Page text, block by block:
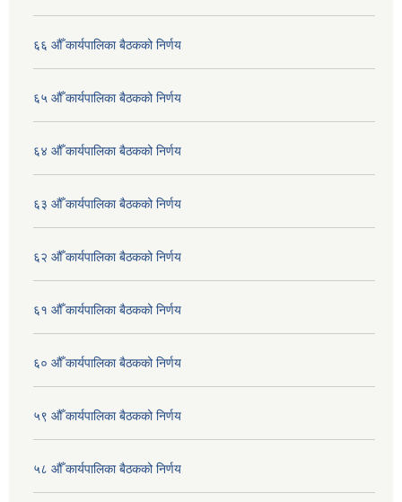
६६ औँ कार्यपालिका बैठकको निर्णय
६५ औँ कार्यपालिका बैठकको निर्णय
६४ औँ कार्यपालिका बैठकको निर्णय
६३ औँ कार्यपालिका बैठकको निर्णय
६२ औँ कार्यपालिका बैठकको निर्णय
६१ औँ कार्यपालिका बैठकको निर्णय
६० औँ कार्यपालिका बैठकको निर्णय
५९ औँ कार्यपालिका बैठकको निर्णय
५८ औँ कार्यपालिका बैठकको निर्णय